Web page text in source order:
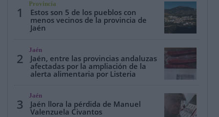
1
Provincia
Estos son 5 de los pueblos con
menos vecinos de la provincia de
Jaén
2
Jaén
Jaén, entre las provincias andaluzas
afectadas por la ampliación de la
alerta alimentaria por Listeria
3
Jaén
Jaén llora la pérdida de Manuel
Valenzuela Civantos